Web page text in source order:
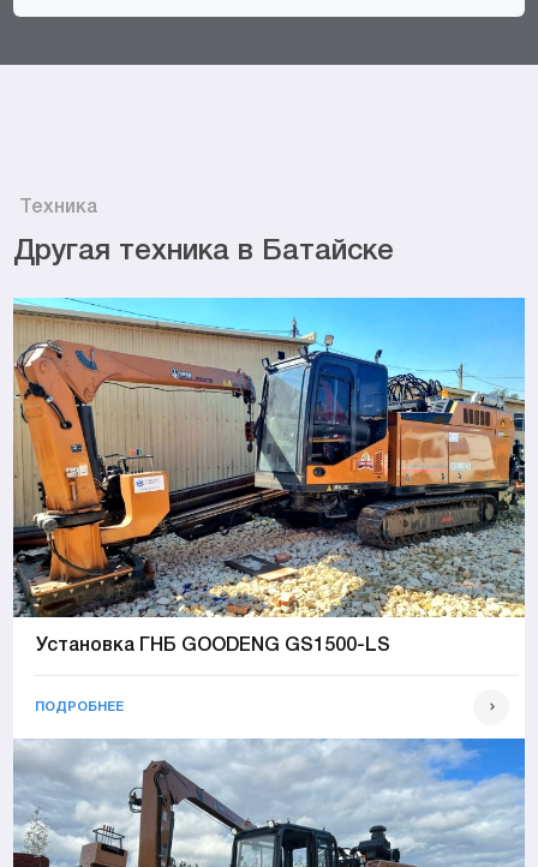
Техника
Другая техника в Батайске
Установка ГНБ GOODENG GS1500-LS
ПОДРОБНЕЕ